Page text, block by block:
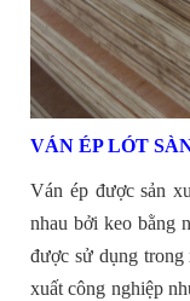
VÁN ÉP LÓT
Ván ép được sản
nhau bởi keo bằng
được sử dụng trong
xuất công nghiệp